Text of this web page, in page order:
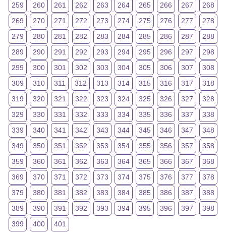
259
260 261 262 263 264 265 266 267
268
269
270 271 272 273 274 275 276 277
278
279
280 281 282 283 284 285 286 287
288
289
290 291 292 293 294 295 296 297
298
299
300 301 302 303 304 305 306 307
308
309
310 311 312 313 314 315 316 317
318
319
320 321 322 323 324 325 326 327
328
329
330 331 332 333 334 335 336 337
338
339
340 341 342 343 344 345 346 347
348
349
350 351 352 353 354 355 356 357
358
359
360 361 362 363 364 365 366 367
368
369
370 371 372 373 374 375 376 377
378
379
380 381 382 383 384 385 386 387
388
389
390 391 392 393 394 395 396 397
398
399
400 401